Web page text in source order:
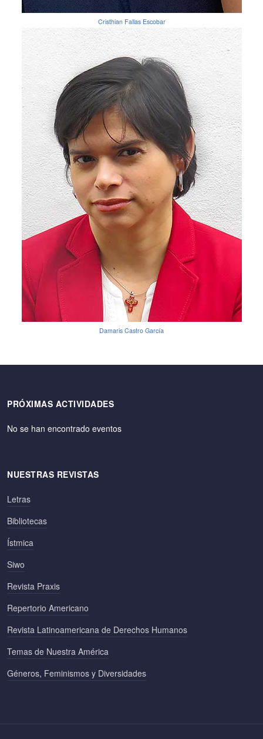
Cristhian Fallas Escobar
Damaris Castro García
PRÓXIMAS ACTIVIDADES
No se han encontrado eventos
NUESTRAS REVISTAS
Letras
Bibliotecas
Ístmica
Siwo
Revista Praxis
Repertorio Americano
Revista Latinoamericana de Derechos Humanos
Temas de Nuestra América
Géneros, Feminismos y Diversidades